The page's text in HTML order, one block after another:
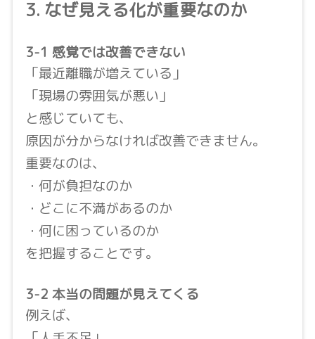
3. なぜ見える化が重要なのか
3-1 感覚では改善できない
「最近離職が増えている」
「現場の雰囲気が悪い」
と感じていても、
原因が分からなければ改善できません。
重要なのは、
・何が負担なのか
・どこに不満があるのか
・何に困っているのか
を把握することです。
3-2 本当の問題が見えてくる
例えば、